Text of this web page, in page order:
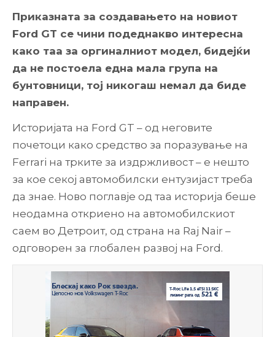
Приказната за создавањето на новиот
Ford GT се чини подеднакво интересна
како таа за оргиналниот модел, бидејќи
да не постоела една мала група на
бунтовници, тој никогаш немал да биде
направен.
Историјата на Ford GT – од неговите
почетоци како средство за поразување на
Ferrari на трките за издржливост – е нешто
за кое секој автoмобилски ентузијаст треба
да знае. Ново поглавје од таа историја беше
неодамна откриено на автомобилскиот
саем во Детроит, од страна на Raj Nair –
одговорен за глобален развој на Ford.